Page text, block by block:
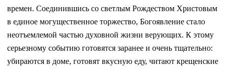
времен. Соединившись со светлым Рождеством Христовым
в единое могущественное торжество, Богоявление стало
неотъемлемой частью духовной жизни верующих. К этому
серьезному событию готовятся заранее и очень тщательно:
убираются в доме, готовят вкусную еду, читают крещенские